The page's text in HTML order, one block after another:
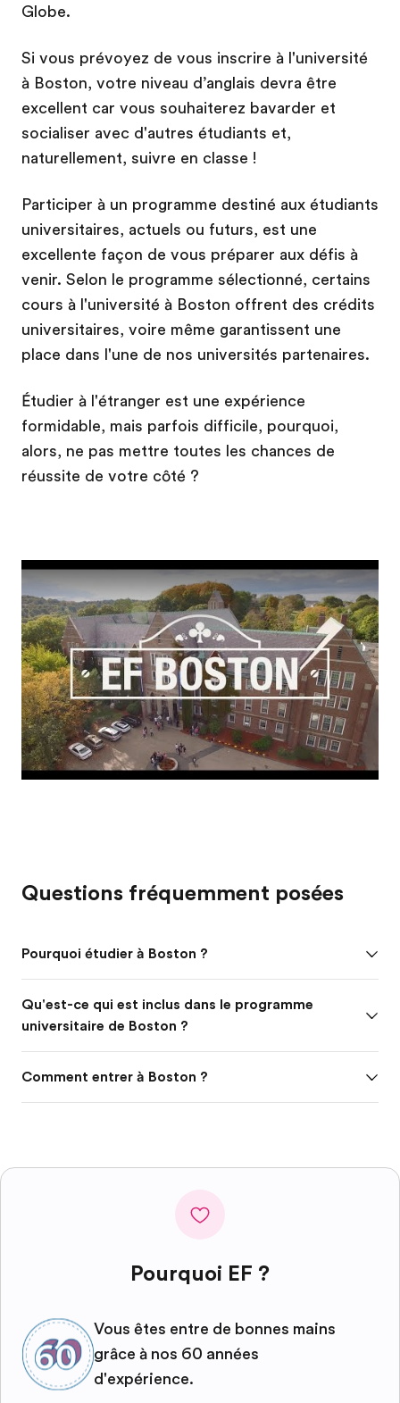
Globe.
Si vous prévoyez de vous inscrire à l'université
à Boston, votre niveau d’anglais devra être
excellent car vous souhaiterez bavarder et
socialiser avec d'autres étudiants et,
naturellement, suivre en classe !
Participer à un programme destiné aux étudiants
universitaires, actuels ou futurs, est une
excellente façon de vous préparer aux défis à
venir. Selon le programme sélectionné, certains
cours à l'université à Boston offrent des crédits
universitaires, voire même garantissent une
place dans l'une de nos universités partenaires.
Étudier à l'étranger est une expérience
formidable, mais parfois difficile, pourquoi,
alors, ne pas mettre toutes les chances de
réussite de votre côté ?
Play
Questions fréquemment posées
Pourquoi étudier à Boston ?
Qu'est-ce qui est inclus dans le programme
universitaire de Boston ?
Comment entrer à Boston ?
Pourquoi EF ?
Vous êtes entre de bonnes mains
grâce à nos 60 années
d'expérience.